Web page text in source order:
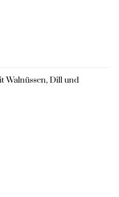
Walnüssen, Dill und